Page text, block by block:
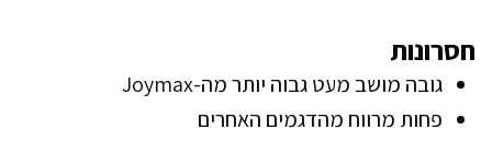
חסרונות
גובה מושב מעט גבוה יותר מה-Joymax
פחות מרווח מהדגמים האחרים